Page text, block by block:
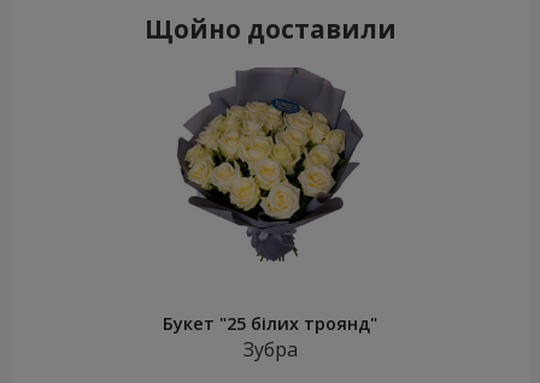
Щойно доставили
Букет "25 білих троянд"
Зубра